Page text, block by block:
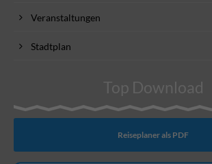
Veranstaltungen
Stadtplan
Top Download
Reiseplaner als PDF